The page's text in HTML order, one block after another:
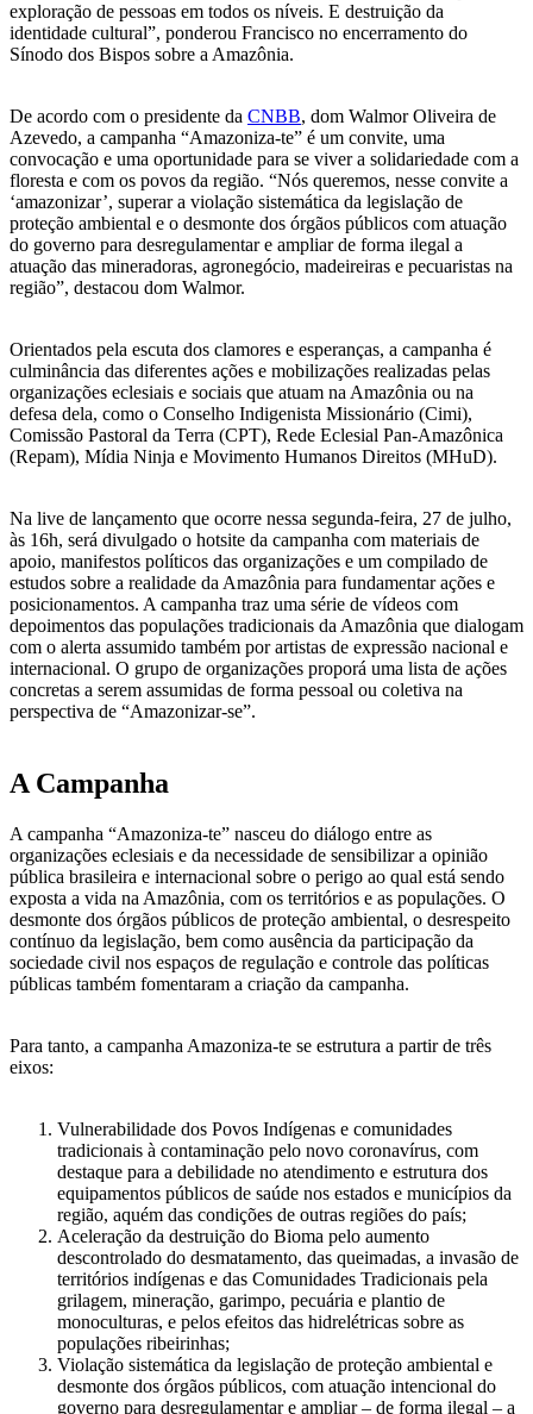
exploração de pessoas em todos os níveis. E destruição da
identidade cultural”, ponderou Francisco no encerramento do
Sínodo dos Bispos sobre a Amazônia.
De acordo com o presidente da CNBB, dom Walmor Oliveira de
Azevedo, a campanha “Amazoniza-te” é um convite, uma
convocação e uma oportunidade para se viver a solidariedade com a
floresta e com os povos da região. “Nós queremos, nesse convite a
‘amazonizar’, superar a violação sistemática da legislação de
proteção ambiental e o desmonte dos órgãos públicos com atuação
do governo para desregulamentar e ampliar de forma ilegal a
atuação das mineradoras, agronegócio, madeireiras e pecuaristas na
região”, destacou dom Walmor.
Orientados pela escuta dos clamores e esperanças, a campanha é
culminância das diferentes ações e mobilizações realizadas pelas
organizações eclesiais e sociais que atuam na Amazônia ou na
defesa dela, como o Conselho Indigenista Missionário (Cimi),
Comissão Pastoral da Terra (CPT), Rede Eclesial Pan-Amazônica
(Repam), Mídia Ninja e Movimento Humanos Direitos (MHuD).
Na live de lançamento que ocorre nessa segunda-feira, 27 de julho,
às 16h, será divulgado o hotsite da campanha com materiais de
apoio, manifestos políticos das organizações e um compilado de
estudos sobre a realidade da Amazônia para fundamentar ações e
posicionamentos. A campanha traz uma série de vídeos com
depoimentos das populações tradicionais da Amazônia que dialogam
com o alerta assumido também por artistas de expressão nacional e
internacional. O grupo de organizações proporá uma lista de ações
concretas a serem assumidas de forma pessoal ou coletiva na
perspectiva de “Amazonizar-se”.
A Campanha
A campanha “Amazoniza-te” nasceu do diálogo entre as
organizações eclesiais e da necessidade de sensibilizar a opinião
pública brasileira e internacional sobre o perigo ao qual está sendo
exposta a vida na Amazônia, com os territórios e as populações. O
desmonte dos órgãos públicos de proteção ambiental, o desrespeito
contínuo da legislação, bem como ausência da participação da
sociedade civil nos espaços de regulação e controle das políticas
públicas também fomentaram a criação da campanha.
Para tanto, a campanha Amazoniza-te se estrutura a partir de três
eixos:
Vulnerabilidade dos Povos Indígenas e comunidades
tradicionais à contaminação pelo novo coronavírus, com
destaque para a debilidade no atendimento e estrutura dos
equipamentos públicos de saúde nos estados e municípios da
região, aquém das condições de outras regiões do país;
Aceleração da destruição do Bioma pelo aumento
descontrolado do desmatamento, das queimadas, a invasão de
territórios indígenas e das Comunidades Tradicionais pela
grilagem, mineração, garimpo, pecuária e plantio de
monoculturas, e pelos efeitos das hidrelétricas sobre as
populações ribeirinhas;
Violação sistemática da legislação de proteção ambiental e
desmonte dos órgãos públicos, com atuação intencional do
governo para desregulamentar e ampliar – de forma ilegal – a